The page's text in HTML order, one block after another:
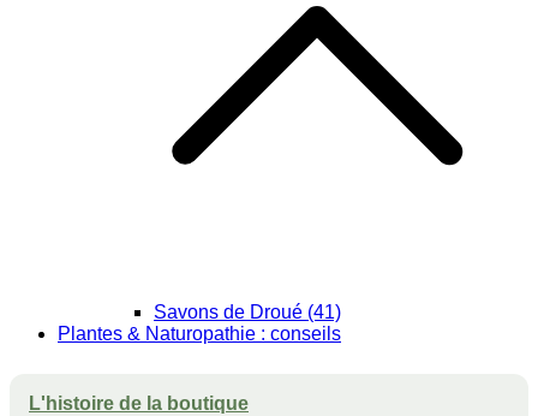
Savons de Droué (41)
Plantes & Naturopathie : conseils
L'histoire de la boutique